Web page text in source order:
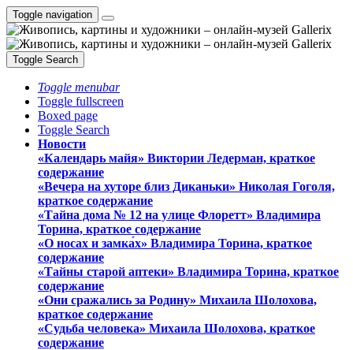
Toggle navigation
Toggle Search
Toggle menubar
Toggle fullscreen
Boxed page
Toggle Search
Новости
«Календарь майя» Виктории Ледерман, краткое
содержание
«Вечера на хуторе близ Диканьки» Николая Гоголя,
краткое содержание
«Тайна дома № 12 на улице Флоретт» Владимира
Торина, краткое содержание
«О носах и замка́х» Владимира Торина, краткое
содержание
«Тайны старой аптеки» Владимира Торина, краткое
содержание
«Они сражались за Родину» Михаила Шолохова,
краткое содержание
«Судьба человека» Михаила Шолохова, краткое
содержание